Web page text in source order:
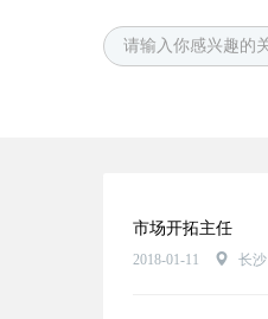
市场开拓主任
2018-01-11 长沙